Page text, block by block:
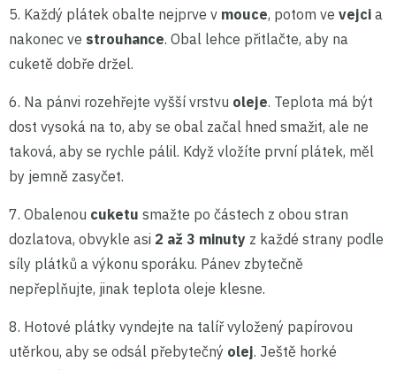
5. Každý plátek obalte nejprve v mouce, potom ve vejci a
nakonec ve strouhance. Obal lehce přitlačte, aby na
cuketě dobře držel.
6. Na pánvi rozehřejte vyšší vrstvu oleje. Teplota má být
dost vysoká na to, aby se obal začal hned smažit, ale ne
taková, aby se rychle pálil. Když vložíte první plátek, měl
by jemně zasyčet.
7. Obalenou cuketu smažte po částech z obou stran
dozlatova, obvykle asi 2 až 3 minuty z každé strany podle
síly plátků a výkonu sporáku. Pánev zbytečně
nepřeplňujte, jinak teplota oleje klesne.
8. Hotové plátky vyndejte na talíř vyložený papírovou
utěrkou, aby se odsál přebytečný olej. Ještě horké